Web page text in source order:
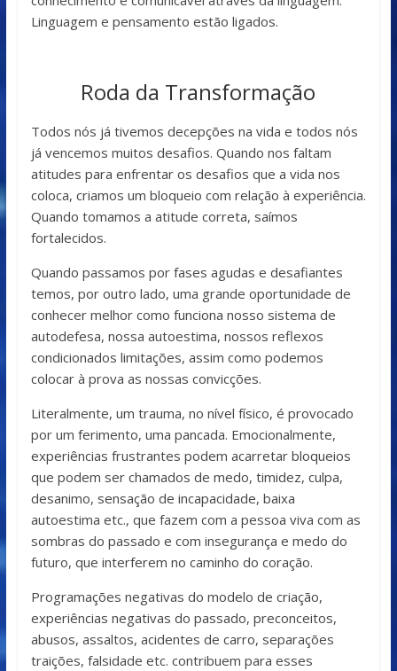
Linguagem e pensamen­to estão ligados.
Roda da Transformação
Todos nós já tivemos decepções na vida e todos nós
já vencemos muitos desafios. Quando nos faltam
atitudes para enfrentar os desafios que a vida nos
coloca, criamos um bloqueio com relação à experiência.
Quando tomamos a atitude correta, saímos
fortalecidos.
Quando passamos por fases agudas e desafiantes
temos, por outro lado, uma grande oportunidade de
conhecer melhor como funciona nosso sistema de
autodefesa, nossa autoestima, nossos reflexos
condicionados limitações, assim como podemos
colocar à prova as nossas convicções.
Literalmente, um trauma, no nível físico, é provocado
por um ferimento, uma pancada. Emocionalmente,
experiências frustrantes podem acarretar bloqueios
que podem ser chamados de medo, timidez, culpa,
desanimo, sensação de incapacidade, baixa
autoestima etc., que fazem com a pessoa viva com as
sombras do passado e com insegurança e medo do
futuro, que interferem no caminho do coração.
Programações negativas do modelo de criação,
experiências negativas do passado, preconceitos,
abusos, assaltos, acidentes de carro, separações
traições, falsidade etc. contribuem para esses